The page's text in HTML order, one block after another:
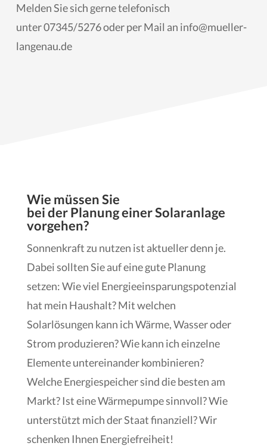
Melden Sie sich gerne telefonisch
unter 07345/5276 oder per Mail an info@mueller-
langenau.de
Wie müssen Sie
bei der Planung einer Solaranlage
vorgehen?
Sonnenkraft zu nutzen ist aktueller denn je.
Dabei sollten Sie auf eine gute Planung
setzen: Wie viel Energieeinsparungspotenzial
hat mein Haushalt? Mit welchen
Solarlösungen kann ich Wärme, Wasser oder
Strom produzieren? Wie kann ich einzelne
Elemente untereinander kombinieren?
Welche Energiespeicher sind die besten am
Markt? Ist eine Wärmepumpe sinnvoll? Wie
unterstützt mich der Staat finanziell? Wir
schenken Ihnen Energiefreiheit!